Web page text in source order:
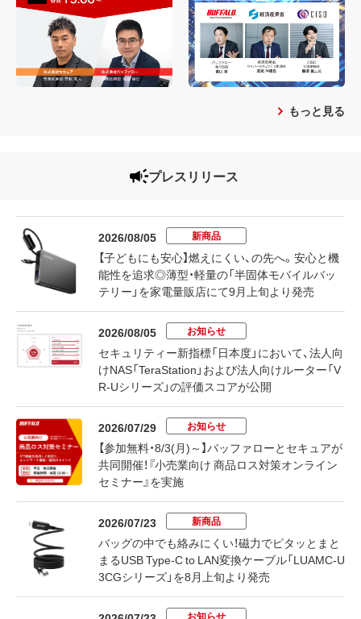
もっと見る
プレスリリース
2026/08/05 新商品
【子どもにも安心】燃えにくい、の先へ。安心と機
能性を追求◎薄型・軽量の「半固体モバイルバッ
テリー」を家電量販店にて9月上旬より発売
2026/08/05 お知らせ
セキュリティー新指標「日本度」において、法人向
けNAS「TeraStation」および法人向けルーター「V
R-Uシリーズ」の評価スコアが公開
2026/07/29 お知らせ
【参加無料・8/3(月)～】バッファローとセキュアが
共同開催！『小売業向け 商品ロス対策オンライン
セミナー』を実施
2026/07/23 新商品
バッグの中でも絡みにくい！磁力でピタッとまと
まるUSB Type-C to LAN変換ケーブル「LUAMC-U
3CGシリーズ」を8月上旬より発売
お知らせ